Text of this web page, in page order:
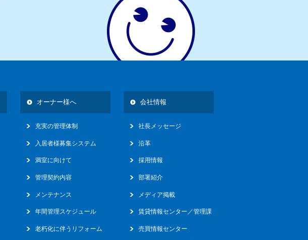
14
16
オーナー様へ
充実の管理体制
入居者様募集システム
満室に向けて
管理契約内容
メンテナンス
年間管理スケジュール
老朽化に伴うリフォーム
会社情報
社長メッセージ
沿革
採用情報
部署紹介
メディア掲載
賃貸情報センター／管理課
売買情報センター